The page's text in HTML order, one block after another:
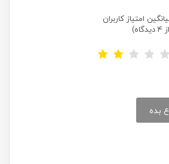
امتیاز کاربران
بده